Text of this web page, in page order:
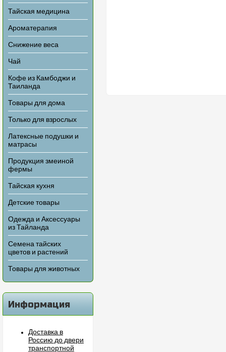
Тайская медицина
Ароматерапия
Снижение веса
Чай
Кофе из Камбоджи и
Таиланда
Товары для дома
Только для взрослых
Латексные подушки и
матрасы
Продукция змеиной
фермы
Тайская кухня
Детские товары
Одежда и Аксессуары
из Тайланда
Семена тайских
цветов и растений
Товары для животных
Информация
Доставка в
Россию до двери
транспортной